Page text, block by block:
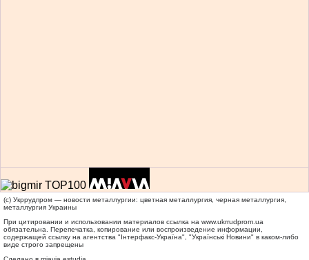
(c) Укррудпром — новости металлургии: цветная металлургия, черная металлургия,
металлургия Украины
При цитировании и использовании материалов ссылка на www.ukrrudprom.ua
обязательна. Перепечатка, копирование или воспроизведение информации,
содержащей ссылку на агентства "Iнтерфакс-Україна", "Українськi Новини" в каком-либо
виде строго запрещены